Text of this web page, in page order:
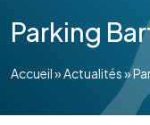
Parking
Accueil»Actualités»